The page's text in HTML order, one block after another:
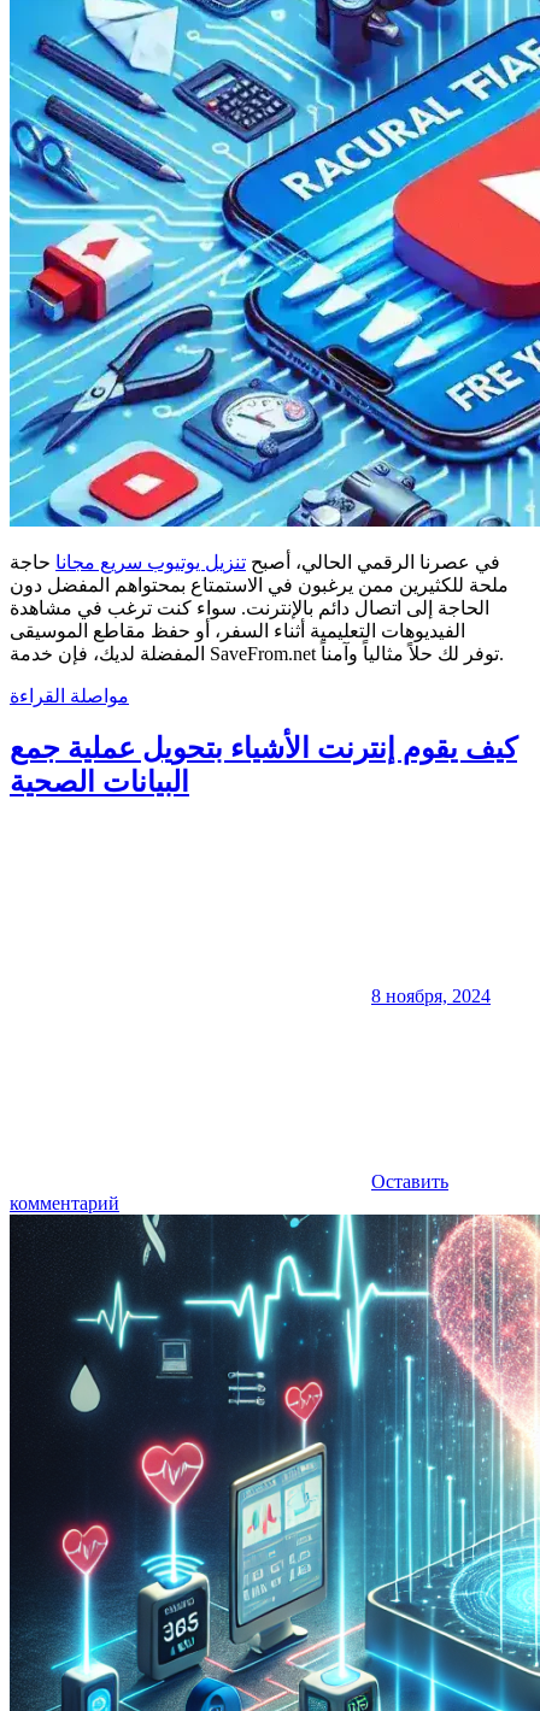
في عصرنا الرقمي الحالي، أصبح تنزيل يوتيوب سريع مجانا حاجة
ملحة للكثيرين ممن يرغبون في الاستمتاع بمحتواهم المفضل دون
الحاجة إلى اتصال دائم بالإنترنت. سواء كنت ترغب في مشاهدة
الفيديوهات التعليمية أثناء السفر، أو حفظ مقاطع الموسيقى
المفضلة لديك، فإن خدمة SaveFrom.net توفر لك حلاً مثالياً وآمناً.
مواصلة القراءة
كيف يقوم إنترنت الأشياء بتحويل عملية جمع
البيانات الصحية
8 ноября, 2024
Оставить
комментарий